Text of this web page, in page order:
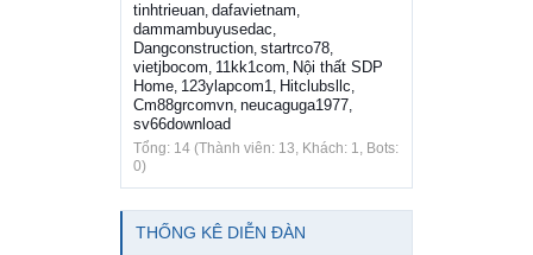
tinhtrieuan, dafavietnam,
dammambuyusedac,
Dangconstruction, startrco78,
vietjbocom, 11kk1com, Nội thất SDP
Home, 123ylapcom1, Hitclubsllc,
Cm88grcomvn, neucaguga1977,
sv66download
Tổng: 14 (Thành viên: 13, Khách: 1, Bots:
0)
THỐNG KÊ DIỄN ĐÀN